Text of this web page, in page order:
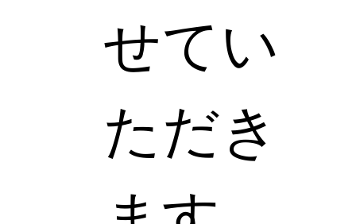
せてい
ただき